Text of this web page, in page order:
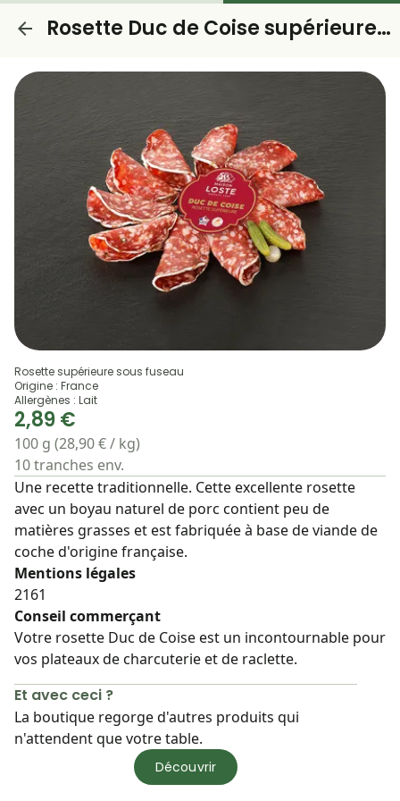
Rosette Duc de Coise supérieure - Maison Loste
Rosette supérieure sous fuseau
Origine : France
Allergènes : Lait
2,89 €
100 g (28,90 € / kg)
10 tranches env.
Une recette traditionnelle. Cette excellente rosette
avec un boyau naturel de porc contient peu de
matières grasses et est fabriquée à base de viande de
coche d'origine française.
Mentions légales
2161
Conseil commerçant
Votre rosette Duc de Coise est un incontournable pour
vos plateaux de charcuterie et de raclette.
Et avec ceci ?
La boutique regorge d'autres produits qui
n'attendent que votre table.
Découvrir